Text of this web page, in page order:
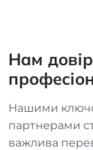
Нам
Нашими
партнерами
важлива